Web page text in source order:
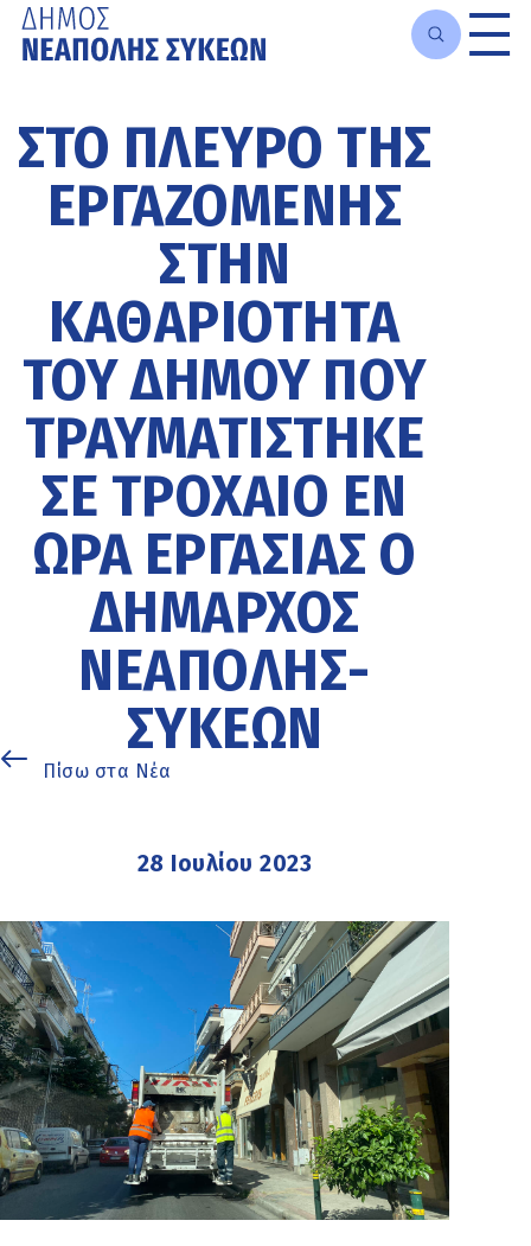
κυρίως
περιεχόμενο
ΣΤΟ ΠΛΕΥΡΌ ΤΗΣ
ΕΡΓΑΖΌΜΕΝΗΣ
ΣΤΗΝ
ΚΑΘΑΡΙΌΤΗΤΑ
ΤΟΥ ΔΉΜΟΥ ΠΟΥ
ΤΡΑΥΜΑΤΊΣΤΗΚΕ
ΣΕ ΤΡΟΧΑΊΟ ΕΝ
ΏΡΑ ΕΡΓΑΣΊΑΣ Ο
ΔΉΜΑΡΧΟΣ
ΝΕΆΠΟΛΗΣ-
ΣΥΚΕΏΝ
Πίσω στα Νέα
28 Ιουλίου 2023